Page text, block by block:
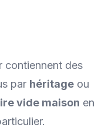
contiennent des
par héritage ou
vide maison en